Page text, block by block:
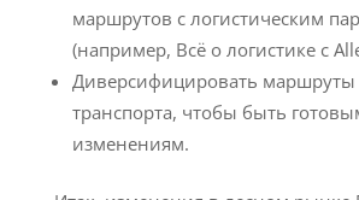
маршрутов с логистическим
(например, Всё о логистике с
Диверсифицировать
транспорта, чтобы быть
изменениям.